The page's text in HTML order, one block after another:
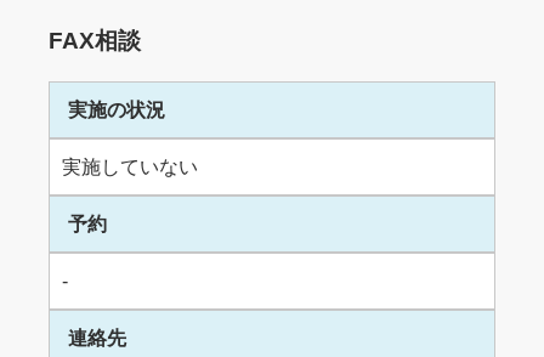
FAX相談
実施の状況
実施していない
予約
-
連絡先